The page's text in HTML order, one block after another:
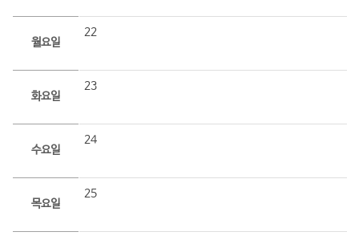
월요일
22
화요일
23
수요일
24
목요일
25